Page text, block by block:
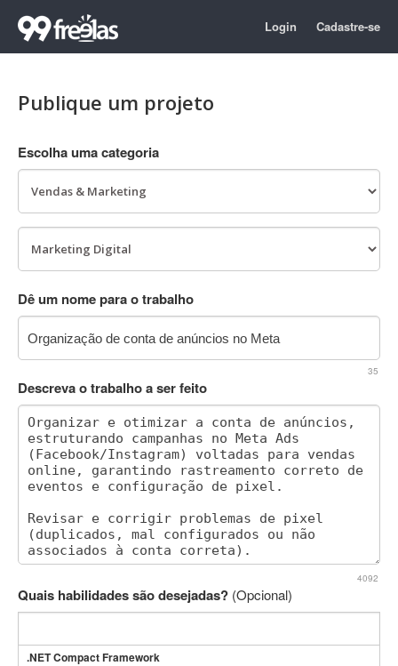
Login Cadastre-se
Publique um projeto
Escolha uma categoria
Dê um nome para o trabalho
35
Descreva o trabalho a ser feito
4092
Quais habilidades são desejadas? (Opcional)
.NET Compact Framework